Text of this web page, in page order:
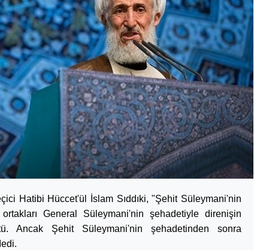
Hatibi Hüccet'ül İslam Sıddıki, "Şehit Süleymani'nin
General Süleymani'nin şehadetiyle direnişin
Ancak Şehit Süleymani'nin şehadetinden sonra